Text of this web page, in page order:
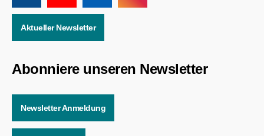
Aktueller Newsletter
Abonniere unseren Newsletter
Newsletter Anmeldung